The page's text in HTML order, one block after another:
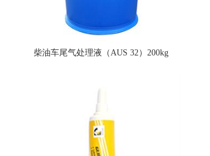
柴油车尾气处理液（AUS 32）200kg